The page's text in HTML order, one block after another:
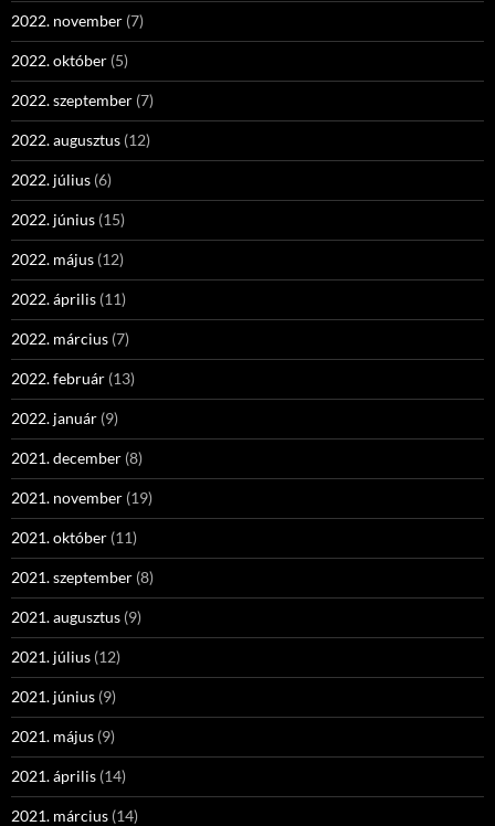
2022. november (7)
2022. október (5)
2022. szeptember (7)
2022. augusztus (12)
2022. július (6)
2022. június (15)
2022. május (12)
2022. április (11)
2022. március (7)
2022. február (13)
2022. január (9)
2021. december (8)
2021. november (19)
2021. október (11)
2021. szeptember (8)
2021. augusztus (9)
2021. július (12)
2021. június (9)
2021. május (9)
2021. április (14)
2021. március (14)